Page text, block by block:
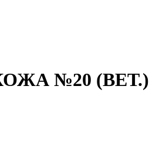
№20 (ВЕТ.)